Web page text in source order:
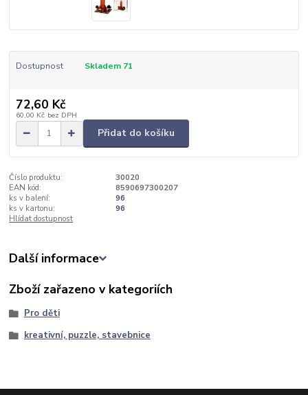
Dostupnost Skladem 71
72,60 Kč
60,00 Kč bez DPH
Přidat do košíku
Číslo produktu:
30020
EAN kód:
8590697300207
ks v balení:
96
ks v kartonu:
96
Hlídat dostupnost
Další informace
Zboží zařazeno v kategoriích
Pro děti
kreativní, puzzle, stavebnice